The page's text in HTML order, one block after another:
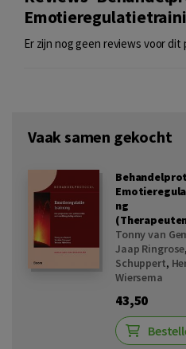
Er zijn nog geen reviews voor dit
Vaak samen gekocht
ng
Tonny van
Jaap Ringrose,
Schuppert,
Wiersema
43,50